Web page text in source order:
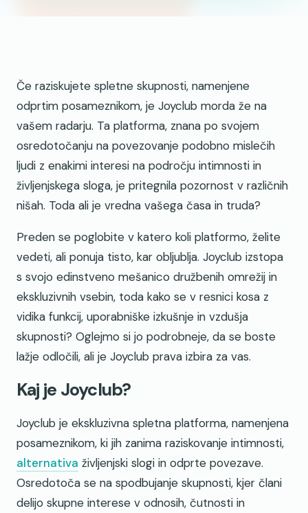
Če raziskujete spletne skupnosti, namenjene
odprtim posameznikom, je Joyclub morda že na
vašem radarju. Ta platforma, znana po svojem
osredotočanju na povezovanje podobno mislečih
ljudi z enakimi interesi na področju intimnosti in
življenjskega sloga, je pritegnila pozornost v različnih
nišah. Toda ali je vredna vašega časa in truda?
Preden se poglobite v katero koli platformo, želite
vedeti, ali ponuja tisto, kar obljublja. Joyclub izstopa
s svojo edinstveno mešanico družbenih omrežij in
ekskluzivnih vsebin, toda kako se v resnici kosa z
vidika funkcij, uporabniške izkušnje in vzdušja
skupnosti? Oglejmo si jo podrobneje, da se boste
lažje odločili, ali je Joyclub prava izbira za vas.
Kaj je Joyclub?
Joyclub je ekskluzivna spletna platforma, namenjena
posameznikom, ki jih zanima raziskovanje intimnosti,
alternativa življenjski slogi in odprte povezave.
Osredotoča se na spodbujanje skupnosti, kjer člani
delijo skupne interese v odnosih, čutnosti in